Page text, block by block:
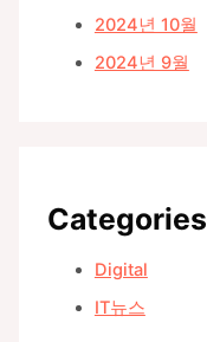
2024년 10월
2024년 9월
Categories
Digital
IT뉴스